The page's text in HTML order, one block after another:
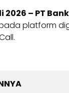
2026 – PT
platform